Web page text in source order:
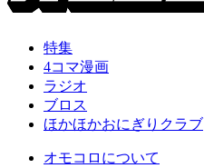
特集
4コマ漫画
ラジオ
ブロス
ほかほかおにぎりクラブ
オモコロについて